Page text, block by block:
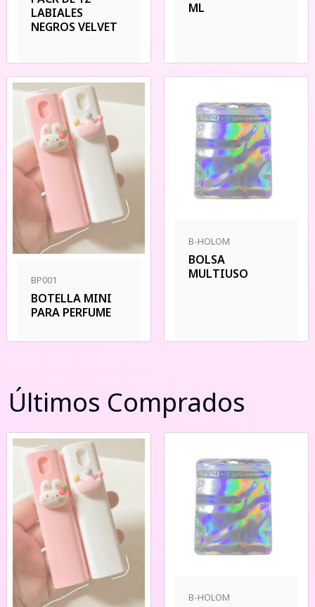
LABIALES
NEGROS VELVET
ML
BP001
BOTELLA MINI
PARA PERFUME
B-HOLOM
BOLSA
MULTIUSO
Últimos Comprados
B-HOLOM